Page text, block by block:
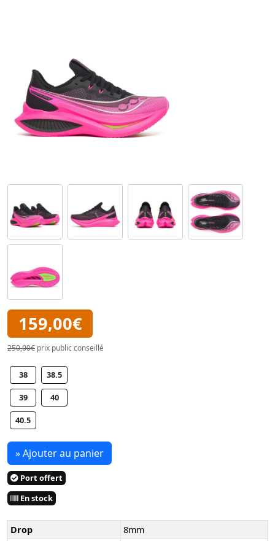
159,00€
250,00€ prix public conseillé
38 38.5
39 40
40.5
» Ajouter au panier
Port offert
En stock
Drop
8mm